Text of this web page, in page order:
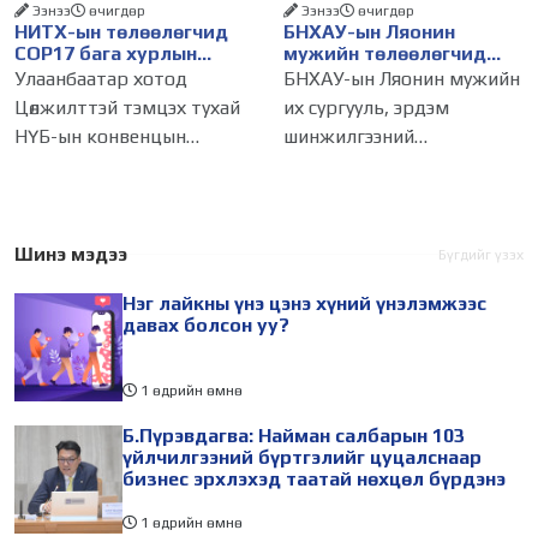
НИТХ-ын төлөөлөгчид
COP17 бага хурлын
бэлтгэл ажлын талаар
мэдээлэл сонслоо
Ээнээ өчигдѳр
Улаанбаатар хотод
Цөлжилттэй тэмцэх тухай
НҮБ-ын конвенцын
зохион байгуулагдана.
Нийслэлийн
БНХАУ-ын Ляонин
мужийн төлөөлөгчид
НИТХ-ын үйл
танилцлаа
Ээнээ өчигдѳр
БНХАУ-ын Ляонин мужийн
их сургууль, эрдэм
шинжилгээний
төлөөлөгчид Монгол Улсад
айлчлалынхаа хүрээнд
Шинэ мэдээ Бүгдийг үзэх
Нэг лайкны үнэ цэнэ хүний үнэлэмжээс
давах болсон уу?
1 өдрийн өмнө
Б.Пүрэвдагва: Найман салбарын 103
үйлчилгээний бүртгэлийг цуцалснаар
бизнес эрхлэхэд таатай нөхцөл бүрдэнэ
1 өдрийн өмнө